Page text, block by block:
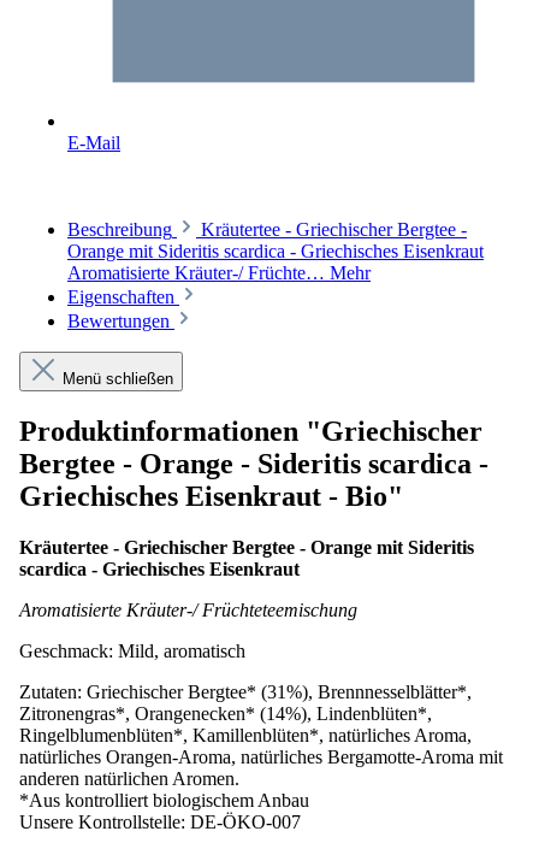
E-Mail
Beschreibung
Kräutertee - Griechischer Bergtee -
Orange mit Sideritis scardica - Griechisches Eisenkraut
Aromatisierte Kräuter-/ Früchte… Mehr
Eigenschaften
Bewertungen
Menü schließen
Produktinformationen "Griechischer
Bergtee - Orange - Sideritis scardica -
Griechisches Eisenkraut - Bio"
Kräutertee - Griechischer Bergtee - Orange mit Sideritis
scardica - Griechisches Eisenkraut
Aromatisierte Kräuter-/ Früchteteemischung
Geschmack: Mild, aromatisch
Zutaten: Griechischer Bergtee* (31%), Brennnesselblätter*,
Zitronengras*, Orangenecken* (14%), Lindenblüten*,
Ringelblumenblüten*, Kamillenblüten*, natürliches Aroma,
natürliches Orangen-Aroma, natürliches Bergamotte-Aroma mit
anderen natürlichen Aromen.
*Aus kontrolliert biologischem Anbau
Unsere Kontrollstelle: DE-ÖKO-007